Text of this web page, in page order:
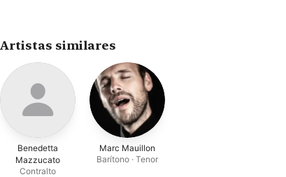
Artistas similares
Benedetta
Mazzucato
Contralto
Marc Mauillon
Barítono · Tenor